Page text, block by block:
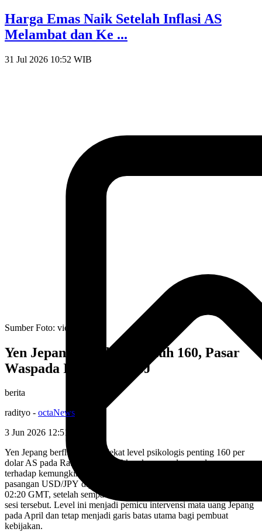
Harga Emas Naik Setelah Inflasi AS
Melambat dan Ke ...
31 Jul 2026 10:52 WIB
Sumber Foto: vietnam.vn
Yen Jepang Kembali Sentuh 160, Pasar
Waspada Intervensi BoJ
berita
radityo - octaNews
3 Jun 2026 12:51
Yen Jepang berfluktuasi di dekat level psikologis penting 160 per
dolar AS pada Rabu, menumbuhkan kewaspadaan pedagang
terhadap kemungkinan intervensi oleh otoritas Tokyo.
pasangan USD/JPY diperdagangkan datar di sekitar 159,9 yen pada
02:20 GMT, setelah sempat menyentuh ambang batas 160 dalam
sesi tersebut. Level ini menjadi pemicu intervensi mata uang Jepang
pada April dan tetap menjadi garis batas utama bagi pembuat
kebijakan.